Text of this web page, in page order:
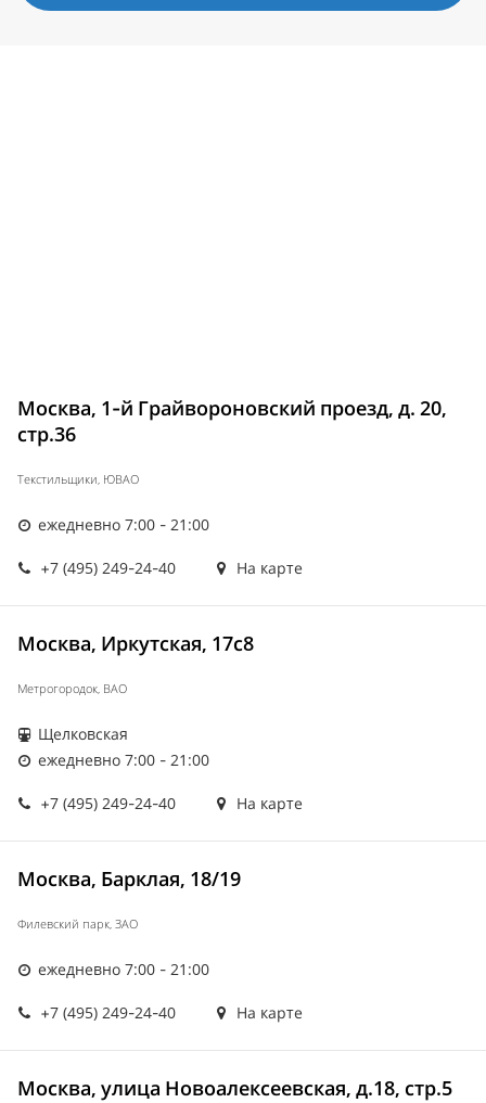
Москва, 1-й Грайвороновский проезд, д. 20,
стр.36
Текстильщики, ЮВАО
ежедневно 7:00 - 21:00
+7 (495) 249-24-40 На карте
Москва, Иркутская, 17с8
Метрогородок, ВАО
Щелковская
ежедневно 7:00 - 21:00
+7 (495) 249-24-40 На карте
Москва, Барклая, 18/19
Филевский парк, ЗАО
ежедневно 7:00 - 21:00
+7 (495) 249-24-40 На карте
Москва, улица Новоалексеевская, д.18, стр.5